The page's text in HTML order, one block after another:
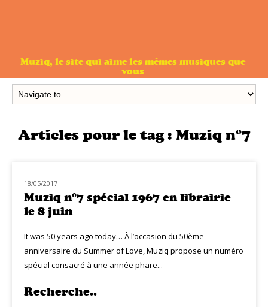
Muziq, le site qui aime les mêmes musiques que
vous
Articles pour le tag : Muziq n°7
NOUVEAUTÉS
18/05/2017
Muziq n°7 spécial 1967 en librairie
le 8 juin
It was 50 years ago today… À l’occasion du 50ème
anniversaire du Summer of Love, Muziq propose un numéro
spécial consacré à une année phare...
Recherche..